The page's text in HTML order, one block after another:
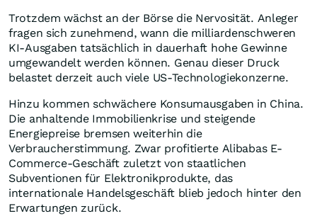
Trotzdem wächst an der Börse die Nervosität. Anleger
fragen sich zunehmend, wann die milliardenschweren
KI-Ausgaben tatsächlich in dauerhaft hohe Gewinne
umgewandelt werden können. Genau dieser Druck
belastet derzeit auch viele US-Technologiekonzerne.
Hinzu kommen schwächere Konsumausgaben in China.
Die anhaltende Immobilienkrise und steigende
Energiepreise bremsen weiterhin die
Verbraucherstimmung. Zwar profitierte Alibabas E-
Commerce-Geschäft zuletzt von staatlichen
Subventionen für Elektronikprodukte, das
internationale Handelsgeschäft blieb jedoch hinter den
Erwartungen zurück.